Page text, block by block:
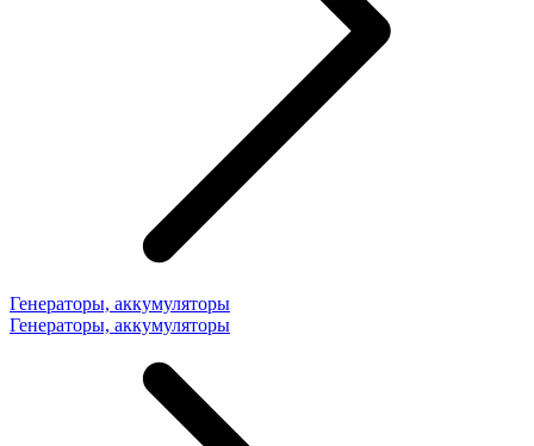
Генераторы, аккумуляторы
Генераторы, аккумуляторы